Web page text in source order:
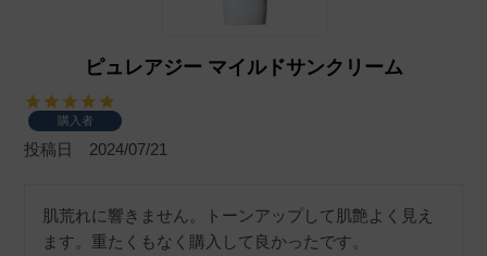
ピュレアジー マイルドサンクリーム
購入者
投稿日 2024/07/21
肌荒れに響きません。トーンアップして肌艶よく見え
ます。重たくもなく購入して良かったです。